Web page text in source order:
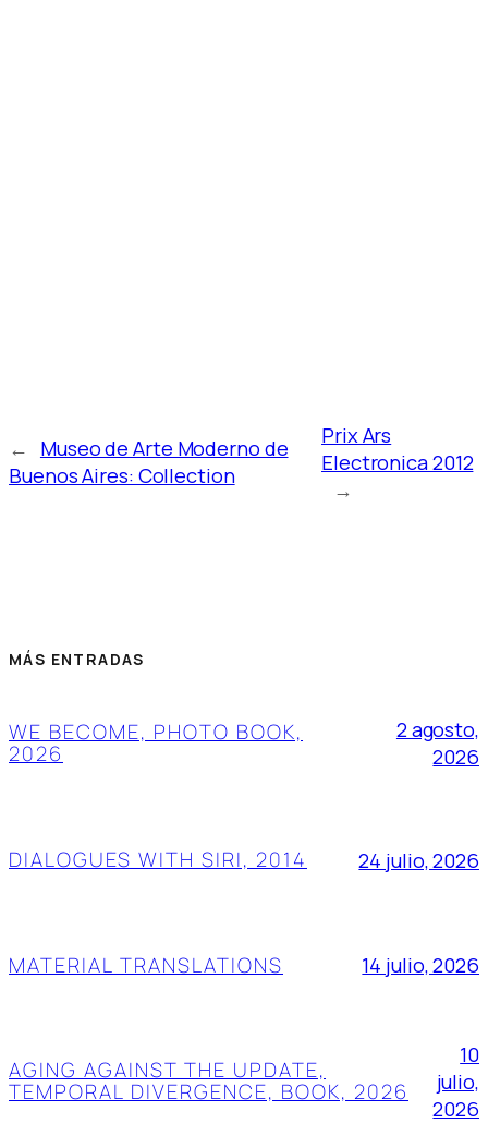
← Museo de Arte Moderno de
Buenos Aires: Collection
Prix Ars
Electronica 2012
→
MÁS ENTRADAS
WE BECOME, PHOTO BOOK,
2026
2 agosto,
2026
DIALOGUES WITH SIRI, 2014 24 julio, 2026
MATERIAL TRANSLATIONS 14 julio, 2026
AGING AGAINST THE UPDATE,
TEMPORAL DIVERGENCE, BOOK, 2026
10
julio,
2026